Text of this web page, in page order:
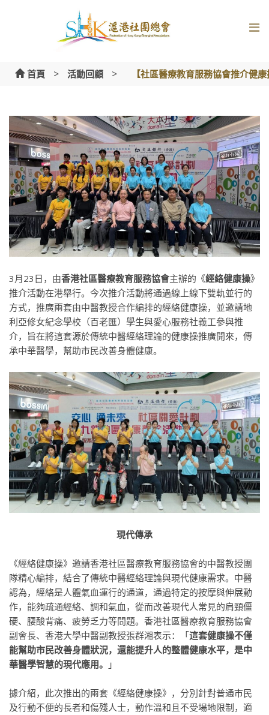
首頁 > 活動回顧 > 【社區醫療教育服務協會推介健
3月23日，由香港社區醫療教育服務協會主辦的《經絡健康操》
推介活動在港舉行。今次推介活動將通過線上線下雙軌並行的
方式，推廣兩套由中醫教授合作編排的經絡健康操，並邀請地
利亞修女紀念學校（百老匯）學生與愛心服務社義工參與推
介，旨在將這套源於傳統中醫經絡理論的健康操推廣開來，傳
承中華醫學，幫助市民改善身體健康。
現代傳承
《經絡健康操》邀請香港社區醫療教育服務協會的中醫教授團
隊精心編排，結合了傳統中醫經絡理論與現代健康需求。中醫
認為，經絡是人體氣血運行的通道，通過特定的按摩與伸展動
作，能夠疏通經絡、調和氣血，從而改善現代人常見的肩頸僵
硬、腰酸背痛、疲勞乏力等問題。香港社區醫療教育服務協會
副會長、香港大學中醫副教授張群湘表示：「這套健康操不僅
能幫助市民改善身體狀況，還能提升人的整體健康水平，是中
華醫學智慧的現代應用。
」
據介紹，此次推出的兩套《經絡健康操》，分別針對普通市民
及行動不便的長者和傷殘人士，動作溫和且不受場地限制，適